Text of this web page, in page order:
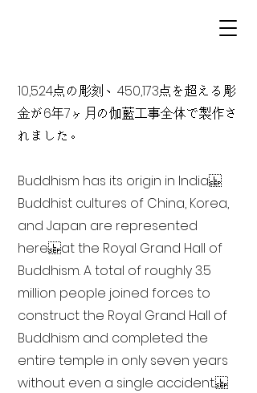
10,524点の彫刻、450,173点を超える彫
金が6年7ヶ月の伽藍工事全体で製作さ
れました。
Buddhism has its origin in India
Buddhist cultures of China, Korea,
and Japan are represented
here at the Royal Grand Hall of
Buddhism. A total of roughly 3.5
million people joined forces to
construct the Royal Grand Hall of
Buddhism and completed the
entire temple in only seven years
without even a single accident.